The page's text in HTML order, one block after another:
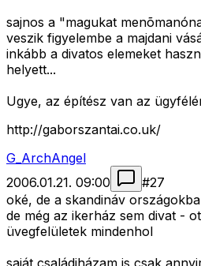
sajnos a "magukat
veszik figyelembe a majdani
inkább a divatos elemeket
helyett...
Ugye, az építész van az
http://gaborszantai.co.uk/
G_ArchAngel
2006.01.21. 09:00
#27
oké, de a skandináv
de még az ikerház sem divat -
üvegfelületek mindenhol